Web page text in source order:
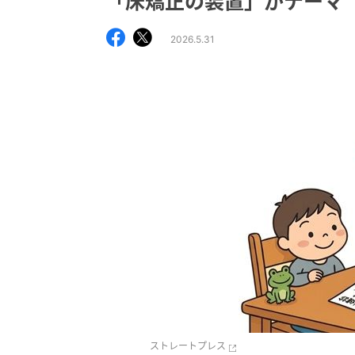
2026.5.31
ストレートプレス